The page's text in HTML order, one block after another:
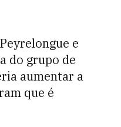
e
do grupo de
aumentar a
que é